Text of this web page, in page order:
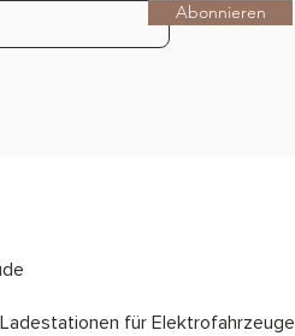
Abonnieren
für Elektrofahrzeuge